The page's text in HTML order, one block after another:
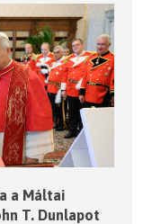
a Máltai
T. Dunlapot